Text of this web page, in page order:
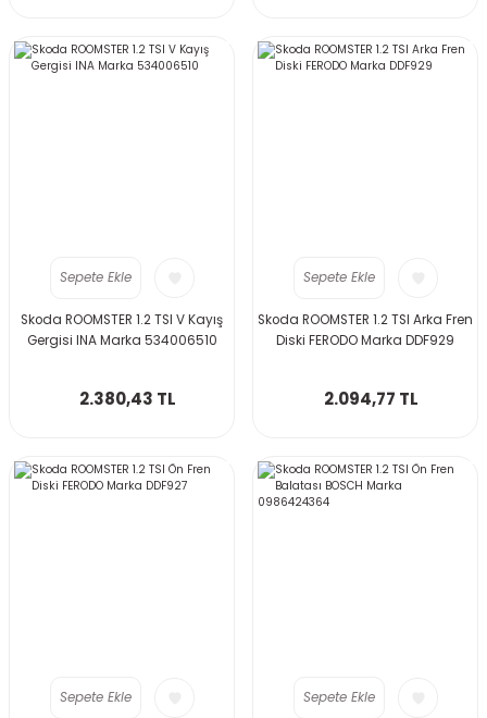
Sepete Ekle
Skoda ROOMSTER 1.2 TSI V Kayış
Gergisi INA Marka 534006510
2.380,43 TL
Sepete Ekle
Skoda ROOMSTER 1.2 TSI Arka Fren
Diski FERODO Marka DDF929
2.094,77 TL
Sepete Ekle Sepete Ekle